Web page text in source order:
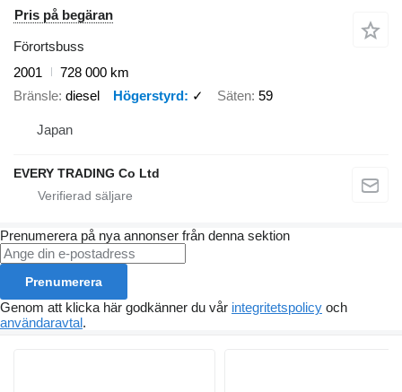
Pris på begäran
Förortsbuss
2001
728 000 km
Bränsle diesel Högerstyrd ✓ Säten 59
Japan
EVERY TRADING Co Ltd
Prenumerera på nya annonser från denna sektion
Prenumerera
Genom att klicka här godkänner du vår integritetspolicy och
användaravtal.